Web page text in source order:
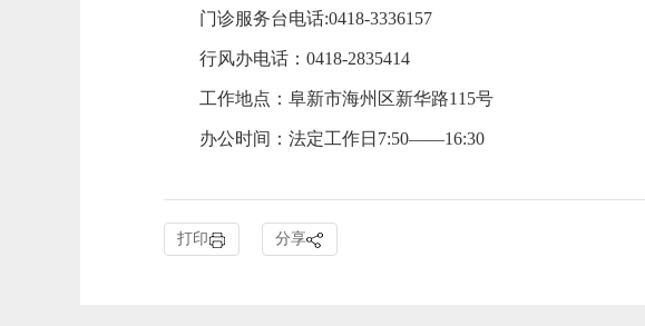
门诊服务台电话:0418-3336157
行风办电话：0418-2835414
工作地点：阜新市海州区新华路115号
办公时间：法定工作日7:50——16:30
打印 分享